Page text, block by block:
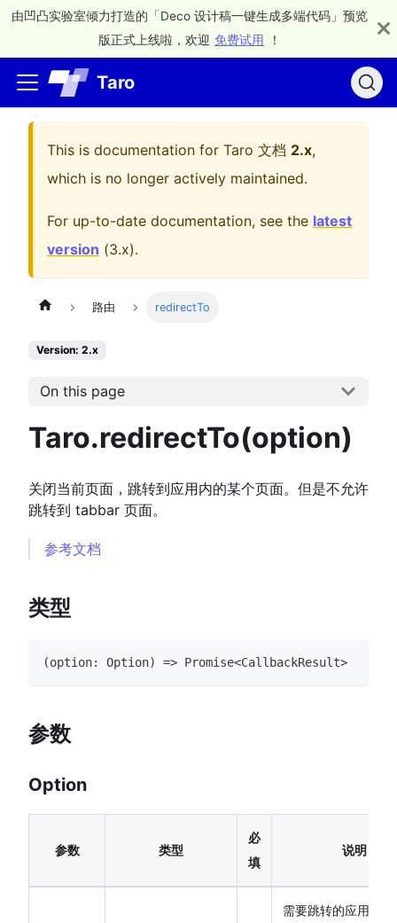
由凹凸实验室倾力打造的「Deco 设计稿一键生成多端代码」预览
版正式上线啦，欢迎 免费试用 ！
Taro
This is documentation for Taro 文档 2.x,
which is no longer actively maintained.
For up-to-date documentation, see the latest
version (3.x).
路由 redirectTo
Version: 2.x
On this page
Taro.redirectTo(option)
关闭当前页面，跳转到应用内的某个页面。但是不允许
跳转到 tabbar 页面。
参考文档
类型
(option: Option) => Promise<CallbackResult>
参数
Option
参数 类型
必
填
说明
需要跳转的应用内非